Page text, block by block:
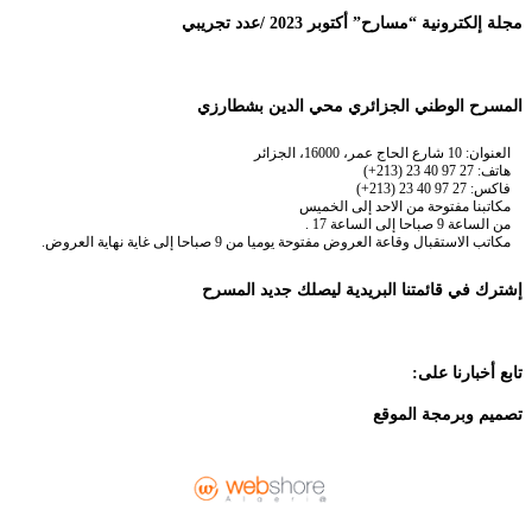
مجلة إلكترونية “مسارح” أكتوبر 2023 /عدد تجريبي
المسرح الوطني الجزائري محي الدين بشطارزي
العنوان: 10 شارع الحاج عمر، 16000، الجزائر
هاتف: 27 97 40 23 (213+)
فاكس: 27 97 40 23 (213+)
مكاتبنا مفتوحة من الاحد إلى الخميس
من الساعة 9 صباحا إلى الساعة 17 .
مكاتب الاستقبال وقاعة العروض مفتوحة يوميا من 9 صباحا إلى غاية نهاية العروض.
إشترك في قائمتنا البريدية ليصلك جديد المسرح
تابع أخبارنا على:
تصميم وبرمجة الموقع